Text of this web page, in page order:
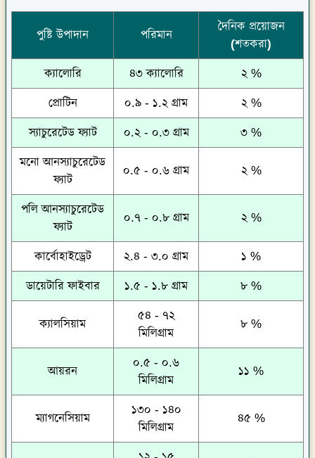
পুষ্টি উপাদান পরিমান
দৈনিক প্রয়োজন
(শতকরা)
ক্যালোরি ৪৩ ক্যালোরি ২ %
প্রোটিন ০.৯ - ১.২ গ্রাম ২ %
স্যাচুরেটেড ফ্যাট ০.২ - ০.৩ গ্রাম ৩ %
মনো আনস্যাচুরেটেড
ফ্যাট
০.৫ - ০.৬ গ্রাম ২ %
পলি আনস্যাচুরেটেড
ফ্যাট
০.৭ - ০.৮ গ্রাম ২ %
কার্বোহাইড্রেট ২.৪ - ৩.০ গ্রাম ১ %
ডায়েটারি ফাইবার ১.৫ - ১.৮ গ্রাম ৮ %
ক্যালসিয়াম
৫৪ - ৭২
মিলিগ্রাম
৮ %
আয়রন
০.৫ - ০.৬
মিলিগ্রাম
১১ %
ম্যাগনেসিয়াম
১৩০ - ১৪০
মিলিগ্রাম
৪৫ %